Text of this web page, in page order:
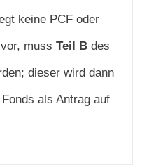
keine PCF oder
muss Teil Bdes
dieser wird dann
als Antrag auf